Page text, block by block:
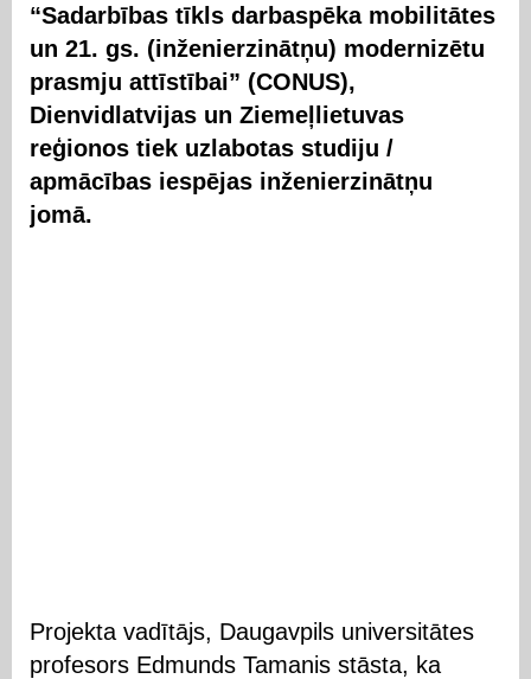
“Sadarbības tīkls darbaspēka mobilitātes
un 21. gs. (inženierzinātņu) modernizētu
prasmju attīstībai” (CONUS),
Dienvidlatvijas un Ziemeļlietuvas
reģionos tiek uzlabotas studiju /
apmācības iespējas inženierzinātņu
jomā.
Projekta vadītājs, Daugavpils universitātes
profesors Edmunds Tamanis stāsta, ka